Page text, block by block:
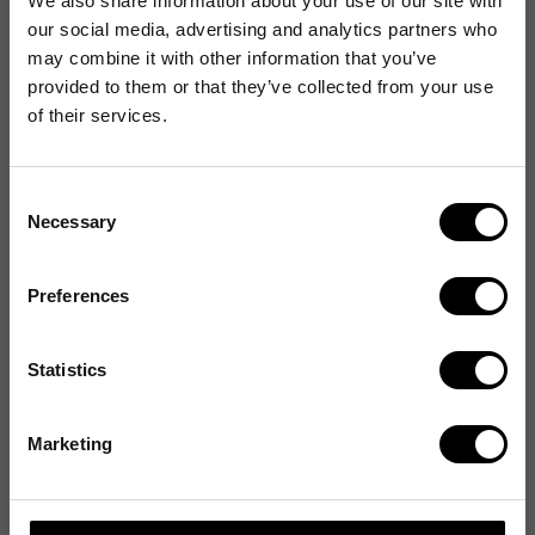
our social media, advertising and analytics partners who
may combine it with other information that you’ve
provided to them or that they’ve collected from your use
of their services.
Selection
Necessary
Preferences
Statistics
Marketing
Mått: A3 (279 x 335 mm)
Färg: Vit
Instruktionsmanual
Originalnummer
Magnetisk Ja